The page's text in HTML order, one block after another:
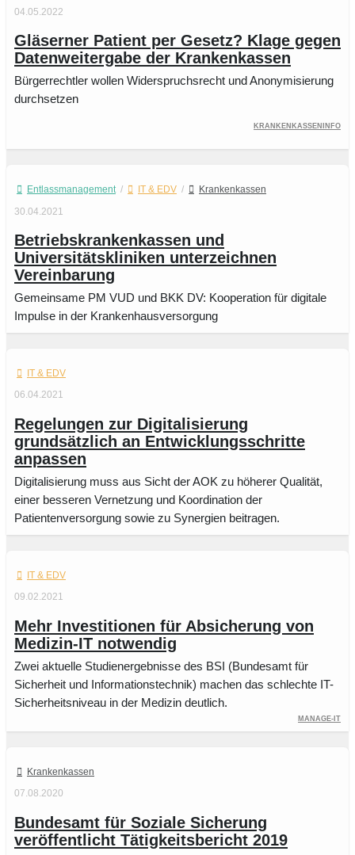
04.05.2022
Gläserner Patient per Gesetz? Klage gegen
Datenweitergabe der Krankenkassen
Bürgerrechtler wollen Widerspruchsrecht und Anonymisierung
durchsetzen
KrankenkassenInfo
Entlassmanagement / IT & EDV /
Krankenkassen
30.04.2021
Betriebskrankenkassen und
Universitätskliniken unterzeichnen
Vereinbarung
Gemeinsame PM VUD und BKK DV: Kooperation für digitale
Impulse in der Krankenhausversorgung
IT & EDV
06.04.2021
Regelungen zur Digitalisierung
grundsätzlich an Entwicklungsschritte
anpassen
Digitalisierung muss aus Sicht der AOK zu höherer Qualität,
einer besseren Vernetzung und Koordination der
Patientenversorgung sowie zu Synergien beitragen.
IT & EDV
09.02.2021
Mehr Investitionen für Absicherung von
Medizin-IT notwendig
Zwei aktuelle Studienergebnisse des BSI (Bundesamt für
Sicherheit und Informationstechnik) machen das schlechte IT-
Sicherheitsniveau in der Medizin deutlich.
manage-it
Krankenkassen
07.08.2020
Bundesamt für Soziale Sicherung
veröffentlicht Tätigkeitsbericht 2019